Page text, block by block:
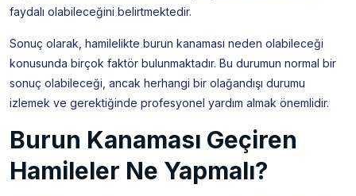
faydalı olabileceğini belirtmektedir.
Sonuç olarak, hamilelikte burun kanaması neden olabileceği
konusunda birçok faktör bulunmaktadır. Bu durumun normal bir
sonuç olabileceği, ancak herhangi bir olağandışı durumu
izlemek ve gerektiğinde profesyonel yardım almak önemlidir.
Burun Kanaması Geçiren
Hamileler Ne Yapmalı?